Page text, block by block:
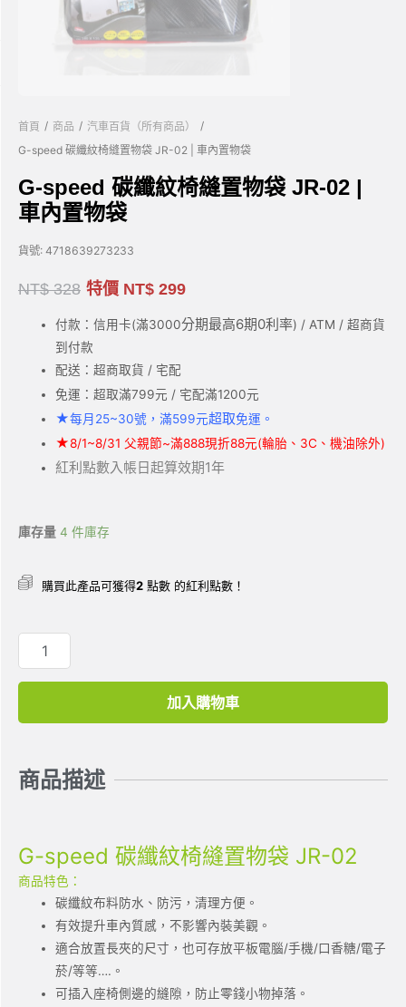
首頁 / 商品 / 汽車百貨（所有商品）
/
G-speed 碳纖紋椅縫置物袋 JR-02 | 車內置物袋
G-speed 碳纖紋椅縫置物袋 JR-02 |
車內置物袋
貨號: 4718639273233
NT$328 特價 NT$ 299
付款：信用卡(滿3000分期最高6期0利率) / ATM / 超商貨
到付款
配送：超商取貨 / 宅配
免運：超取滿799元 / 宅配滿1200元
★每月25~30號，滿599元超取免運。
★8/1~8/31 父親節~滿888現折88元(輪胎、3C、機油除外)
紅利點數入帳日起算效期1年
庫存量 4 件庫存
購買此產品可獲得2 點數 的紅利點數！
加入購物車
商品描述
G-speed 碳纖紋椅縫置物袋 JR-02
商品特色：
碳纖紋布料防水、防污，清理方便。
有效提升車內質感，不影響內裝美觀。
適合放置長夾的尺寸，也可存放平板電腦/手機/口香糖/電子
菸/等等….。
可插入座椅側邊的縫隙，防止零錢小物掉落。